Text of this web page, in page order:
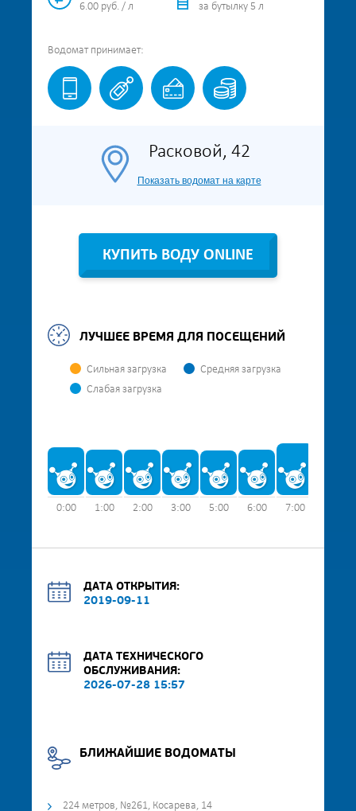
6.00 руб. / л
за бутылку 5 л
Водомат принимает:
Расковой, 42
Показать водомат на карте
КУПИТЬ ВОДУ ONLINE
ЛУЧШЕЕ ВРЕМЯ ДЛЯ ПОСЕЩЕНИЙ
Сильная загрузка
Средняя загрузка
Слабая загрузка
0:00 1:00 2:00 3:00 5:00 6:00 7:00
ДАТА ОТКРЫТИЯ:
2019-09-11
ДАТА ТЕХНИЧЕСКОГО
ОБСЛУЖИВАНИЯ:
2026-07-28 15:57
БЛИЖАЙШИЕ ВОДОМАТЫ
224 метров, №261, Косарева, 14